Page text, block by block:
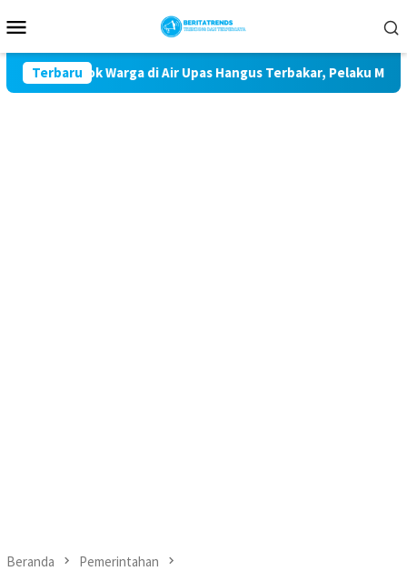
ke
Mobile
Terbaru
Pondok Warga di Air Upas Hangus Terbakar, Pelaku Masih Buron
Beranda Pemerintahan